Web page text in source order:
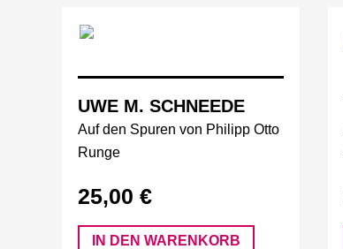
UWE M. SCHNEEDE
Auf den Spuren von Philipp Otto
Runge
25,00 €
IN DEN WARENKORB